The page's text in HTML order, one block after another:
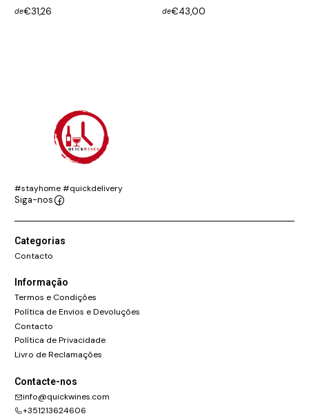
de€31,26 de€43,00
#stayhome #quickdelivery
Siga-nos
Categorias
Contacto
Informação
Termos e Condições
Política de Envios e Devoluções
Contacto
Política de Privacidade
Livro de Reclamações
Contacte-nos
info@quickwines.com
+351213624606